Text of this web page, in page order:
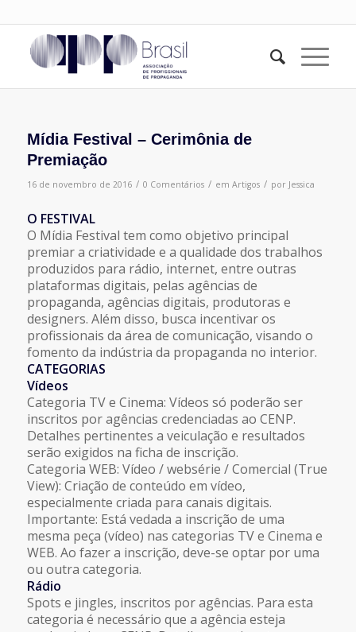
Mídia Festival – Cerimônia de
Premiação
16 de novembro de 2016 / 0 Comentários / em Artigos / por Jessica
O FESTIVAL
O Mídia Festival tem como objetivo principal
premiar a criatividade e a qualidade dos trabalhos
produzidos para rádio, internet, entre outras
plataformas digitais, pelas agências de
propaganda, agências digitais, produtoras e
designers. Além disso, busca incentivar os
profissionais da área de comunicação, visando o
fomento da indústria da propaganda no interior.
CATEGORIAS
Vídeos
Categoria TV e Cinema: Vídeos só poderão ser
inscritos por agências credenciadas ao CENP.
Detalhes pertinentes a veiculação e resultados
serão exigidos na ficha de inscrição.
Categoria WEB: Vídeo / websérie / Comercial (True
View): Criação de conteúdo em vídeo,
especialmente criada para canais digitais.
Importante: Está vedada a inscrição de uma
mesma peça (vídeo) nas categorias TV e Cinema e
WEB. Ao fazer a inscrição, deve-se optar por uma
ou outra categoria.
Rádio
Spots e jingles, inscritos por agências. Para esta
categoria é necessário que a agência esteja